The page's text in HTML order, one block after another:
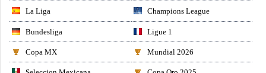
La Liga Champions League
Bundesliga Ligue 1
Copa MX Mundial 2026